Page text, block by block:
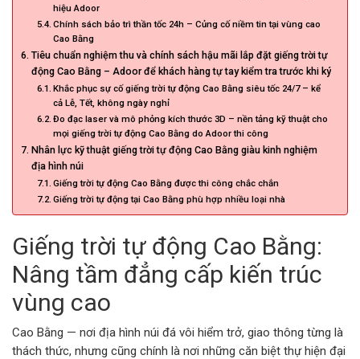
hiệu Adoor
Chính sách bảo trì thần tốc 24h – Củng cố niềm tin tại vùng cao
Cao Bằng
Tiêu chuẩn nghiệm thu và chính sách hậu mãi lắp đặt giếng trời tự
động Cao Bằng – Adoor để khách hàng tự tay kiểm tra trước khi ký
Khắc phục sự cố giếng trời tự động Cao Bằng siêu tốc 24/7 – kể
cả Lễ, Tết, không ngày nghỉ
Đo đạc laser và mô phỏng kích thước 3D – nền tảng kỹ thuật cho
mọi giếng trời tự động Cao Bằng do Adoor thi công
Nhân lực kỹ thuật giếng trời tự động Cao Bằng giàu kinh nghiệm
địa hình núi
Giếng trời tự động Cao Bằng được thi công chắc chắn
Giếng trời tự động tại Cao Bằng phù hợp nhiều loại nhà
Giếng trời tự động Cao Bằng:
Nâng tầm đẳng cấp kiến trúc
vùng cao
Cao Bằng — nơi địa hình núi đá vôi hiểm trở, giao thông từng là
thách thức, nhưng cũng chính là nơi những căn biệt thự hiện đại